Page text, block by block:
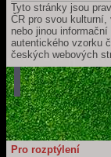
Tyto stránky jsou
ČR pro svou
nebo jinou
autentického vzorku
českých webových
uchovávat a
součástí České
Pro rozptýlení